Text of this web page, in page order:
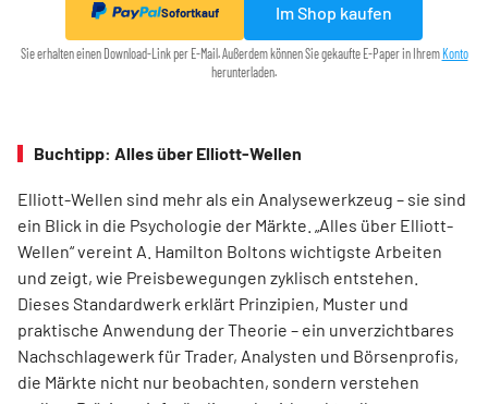
Sofortkauf Im Shop kaufen
Sie erhalten einen Download-Link per E-Mail. Außerdem können Sie gekaufte E-Paper in IhremKonto
herunterladen.
Buchtipp: Alles über Elliott-Wellen
Elliott-Wellen sind mehr als ein Analysewerkzeug – sie sind
ein Blick in die Psychologie der Märkte. „Alles über Elliott-
Wellen“ vereint A. Hamilton Boltons wichtigste Arbeiten
und zeigt, wie Preisbewegungen zyklisch entstehen.
Dieses Standardwerk erklärt Prinzipien, Muster und
praktische Anwendung der Theorie – ein unverzichtbares
Nachschlagewerk für Trader, Analysten und Börsenprofis,
die Märkte nicht nur beobachten, sondern verstehen